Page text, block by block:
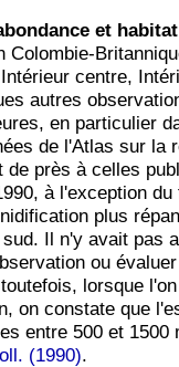
et habitat
Colombie-
centre,
autres
en particulier
de l'Atlas sur la
de près à celles
à l'exception
plus
Il n'y avait pas
ou
lorsque
on constate que
entre 500 et
(1990).